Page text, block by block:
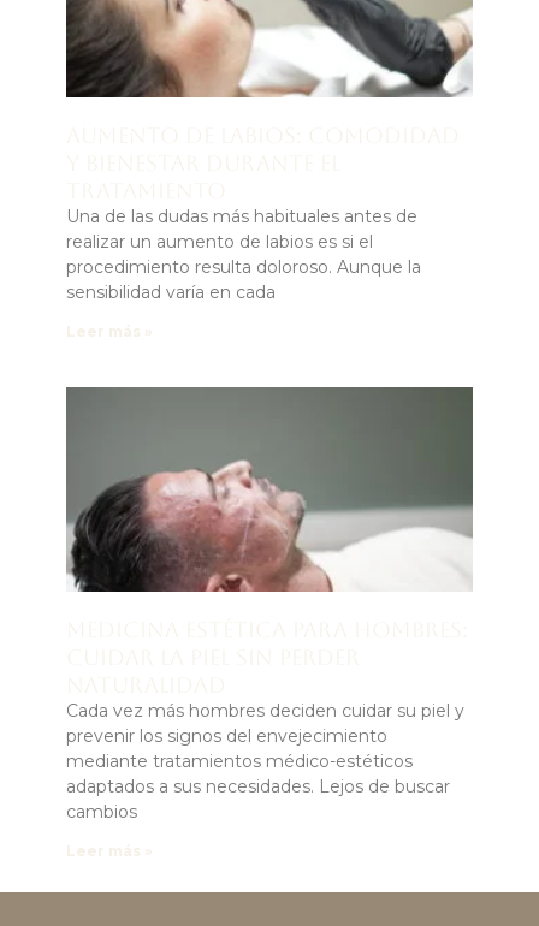
Una de las dudas más habituales antes de
realizar un aumento de labios es si el
procedimiento resulta doloroso. Aunque la
sensibilidad varía en cada
Cada vez más hombres deciden cuidar su piel y
prevenir los signos del envejecimiento
mediante tratamientos médico-estéticos
adaptados a sus necesidades. Lejos de buscar
cambios